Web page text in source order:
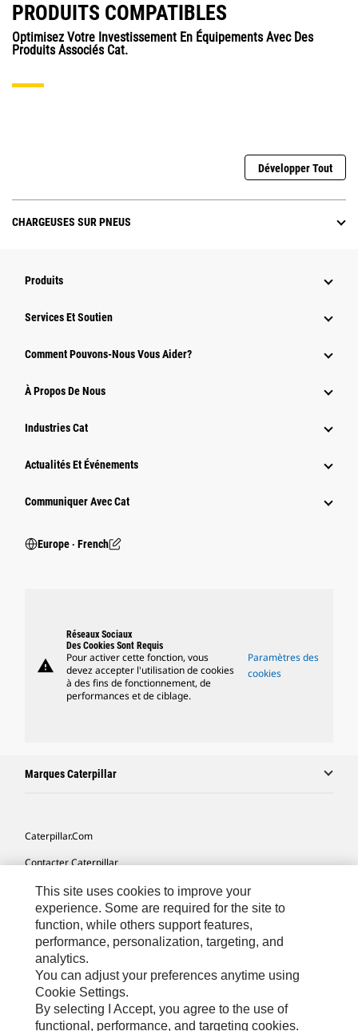
PRODUITS COMPATIBLES
Optimisez Votre Investissement En Équipements Avec Des
Produits Associés Cat.
Développer Tout
CHARGEUSES SUR PNEUS
Produits
Services Et Soutien
Comment Pouvons-Nous Vous Aider?
À Propos De Nous
Industries Cat
Actualités Et Événements
Communiquer Avec Cat
Europe ‧ French
warning
Réseaux Sociaux
Des Cookies Sont Requis
Pour activer cette fonction, vous
devez accepter l'utilisation de cookies
à des fins de fonctionnement, de
performances et de ciblage.
Paramètres des
cookies
Marques Caterpillar
Caterpillar.com
Contacter Caterpillar
Mes Préférences Marketing
Plan Du Site
Cookie Settings
Légales
Confidentialité
This site uses cookies to improve your
experience. Some are required for the site to
function, while others support features,
performance, personalization, targeting, and
analytics.
You can adjust your preferences anytime using
Cookie Settings.
By selecting I Accept, you agree to the use of
functional, performance, and targeting cookies.